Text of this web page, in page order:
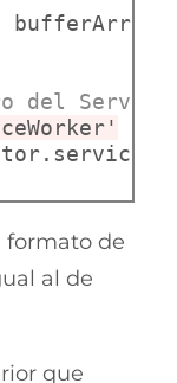
bufferArr;
del Service
formato de
al de
que